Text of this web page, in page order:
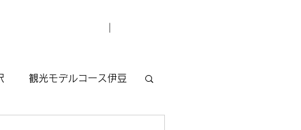
観光モデルコース伊豆